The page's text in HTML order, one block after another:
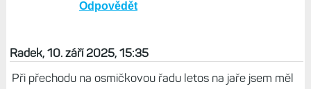
jsem skončil někde u verze 17 nebo tak. A
Odpovědět